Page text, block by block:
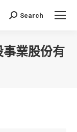
Search:
Search
業股份有